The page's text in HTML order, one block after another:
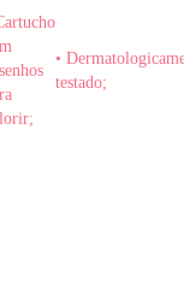
•
testado;